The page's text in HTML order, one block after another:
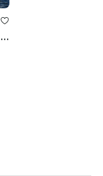
Location d'un yacht de luxe Sunseeker de 56 pieds !